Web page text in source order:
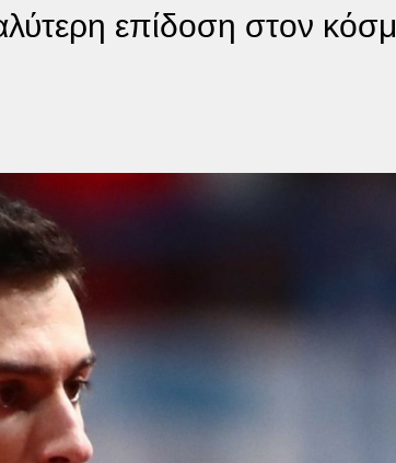
επίδοση στον